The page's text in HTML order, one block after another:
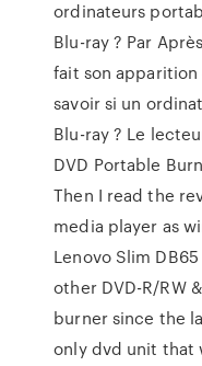
ordinateurs
Blu-ray ? Par
fait son
savoir si un
Blu-ray ? Le
DVD Portable
Then I read the
media player as
Lenovo Slim
other DVD-R/RW
burner since the
only dvd unit that